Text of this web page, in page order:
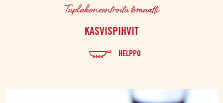
Tuplakonsentroitu tomaatti
KASVISPIHVIT
HELPPO